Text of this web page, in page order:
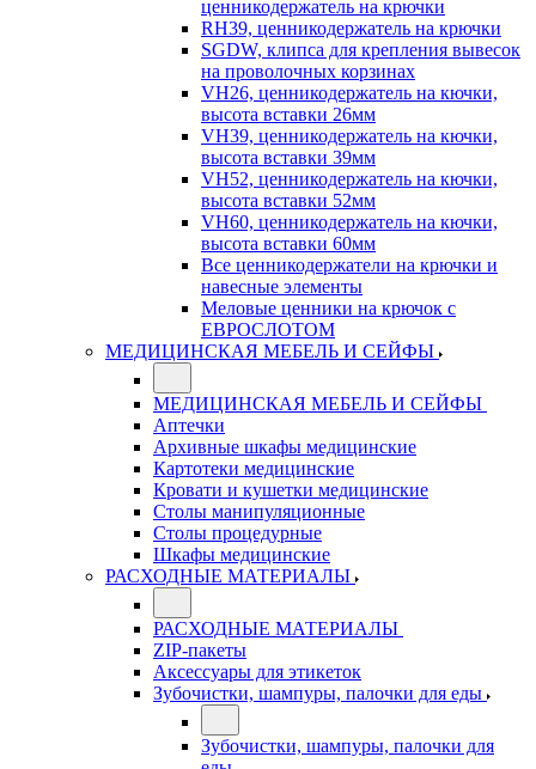
ценникодержатель на крючки
RH39, ценникодержатель на крючки
SGDW, клипса для крепления вывесок
на проволочных корзинах
VH26, ценникодержатель на кючки,
высота вставки 26мм
VH39, ценникодержатель на кючки,
высота вставки 39мм
VH52, ценникодержатель на кючки,
высота вставки 52мм
VH60, ценникодержатель на кючки,
высота вставки 60мм
Все ценникодержатели на крючки и
навесные элементы
Меловые ценники на крючок с
ЕВРОСЛОТОМ
МЕДИЦИНСКАЯ МЕБЕЛЬ И СЕЙФЫ
МЕДИЦИНСКАЯ МЕБЕЛЬ И СЕЙФЫ
Аптечки
Архивные шкафы медицинские
Картотеки медицинские
Кровати и кушетки медицинские
Столы манипуляционные
Столы процедурные
Шкафы медицинские
РАСХОДНЫЕ МАТЕРИАЛЫ
РАСХОДНЫЕ МАТЕРИАЛЫ
ZIP-пакеты
Аксессуары для этикеток
Зубочистки, шампуры, палочки для еды
Зубочистки, шампуры, палочки для